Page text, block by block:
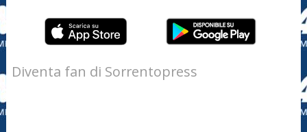
Diventa fan di Sorrentopress